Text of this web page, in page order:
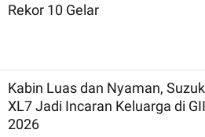
Rekor 10 Gelar
Kabin Luas dan Nyaman,
XL7 Jadi Incaran Keluarga di
2026